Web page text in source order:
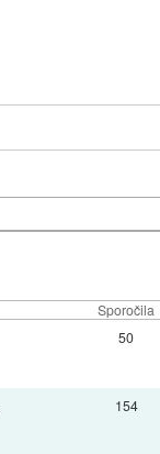
Sporočila
50
154